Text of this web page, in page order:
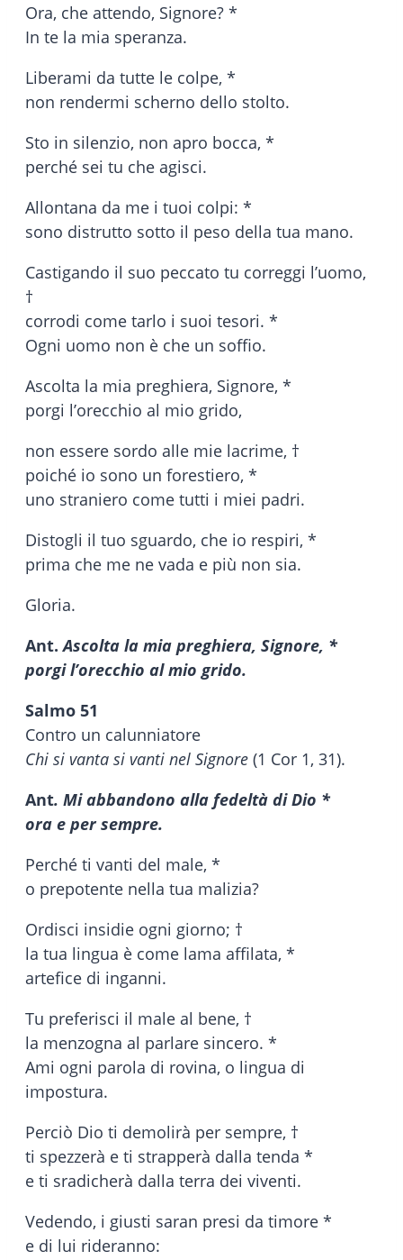
Ora, che attendo, Signore? *
In te la mia speranza.
Liberami da tutte le colpe, *
non rendermi scherno dello stolto.
Sto in silenzio, non apro bocca, *
perché sei tu che agisci.
Allontana da me i tuoi colpi: *
sono distrutto sotto il peso della tua mano.
Castigando il suo peccato tu correggi l’uomo,
†
corrodi come tarlo i suoi tesori. *
Ogni uomo non è che un soffio.
Ascolta la mia preghiera, Signore, *
porgi l’orecchio al mio grido,
non essere sordo alle mie lacrime, †
poiché io sono un forestiero, *
uno straniero come tutti i miei padri.
Distogli il tuo sguardo, che io respiri, *
prima che me ne vada e più non sia.
Gloria.
Ant.Ascolta la mia preghiera, Signore, *
porgi l’orecchio al mio grido.
Salmo 51
Contro un calunniatore
Chi si vanta si vanti nel Signore (1 Cor 1, 31).
Ant. Mi abbandono alla fedeltà di Dio *
ora e per sempre.
Perché ti vanti del male, *
o prepotente nella tua malizia?
Ordisci insidie ogni giorno; †
la tua lingua è come lama affilata, *
artefice di inganni.
Tu preferisci il male al bene, †
la menzogna al parlare sincero. *
Ami ogni parola di rovina, o lingua di
impostura.
Perciò Dio ti demolirà per sempre, †
ti spezzerà e ti strapperà dalla tenda *
e ti sradicherà dalla terra dei viventi.
Vedendo, i giusti saran presi da timore *
e di lui rideranno: